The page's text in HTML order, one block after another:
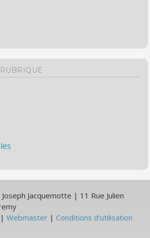
Jacquemotte | 11 Rue Julien
|Webmaster |Conditions d'utilisation